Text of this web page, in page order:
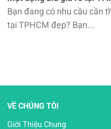
Bạn đang có nhu cầu cần
tại TPHCM đẹp? Bạn...
VỀ CHÚNG TÔI
Giới Thiệu Chung